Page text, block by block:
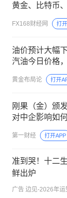
黄金、比特币
FX168财经网 打
油价预计大幅
汽油今日价格
黄金布局论 打开
刚果（金）颁
对中企影响如
第一财经 打开APP
准到哭！十二
鲜出炉
广告 边见-2026年运